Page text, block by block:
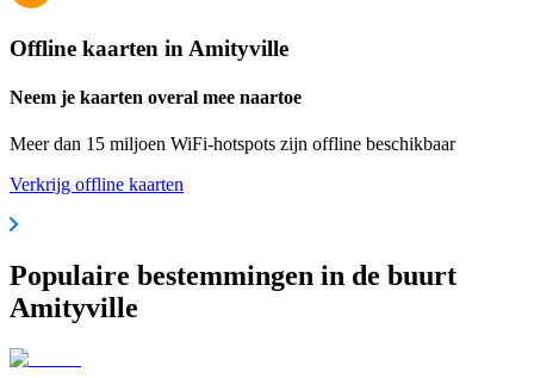
Offline kaarten in Amityville
Neem je kaarten overal mee naartoe
Meer dan 15 miljoen WiFi-hotspots zijn offline beschikbaar
Verkrijg offline kaarten
Populaire bestemmingen in de buurt
Amityville